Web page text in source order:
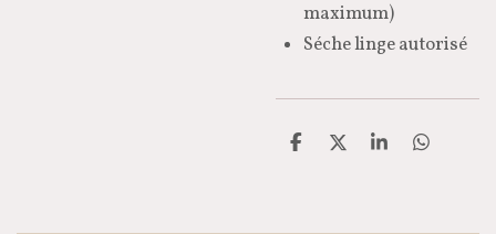
maximum)
Séche linge autorisé
P
P
P
P